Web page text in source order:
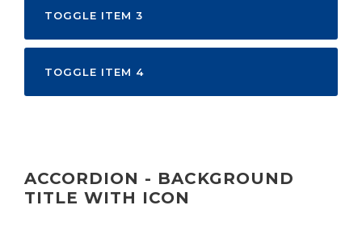
TOGGLE ITEM 3
TOGGLE ITEM 4
ACCORDION - BACKGROUND
TITLE WITH ICON